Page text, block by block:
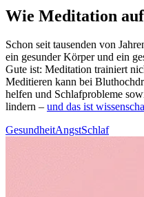
Wie Meditation
Schon seit tau­sen­den von
ein gesun­der Körper und ein
Gute ist: Medi­ta­tion trai­niert
Medi­tie­ren kann bei
helfen und Schlaf­pro­ble­me
lindern – und das ist
GesundheitAngstSchlaf